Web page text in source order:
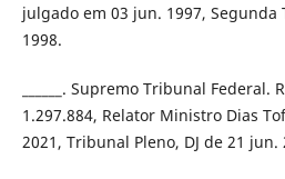
julgado em 03 jun. 1997, Segunda
1998.
______. Supremo Tribunal
1.297.884, Relator Ministro Dias
2021, Tribunal Pleno, DJ de 21 jun.